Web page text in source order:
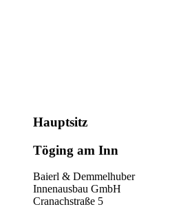
Hauptsitz
Töging am Inn
Baierl & Demmelhuber
Innenausbau GmbH
Cranachstraße 5